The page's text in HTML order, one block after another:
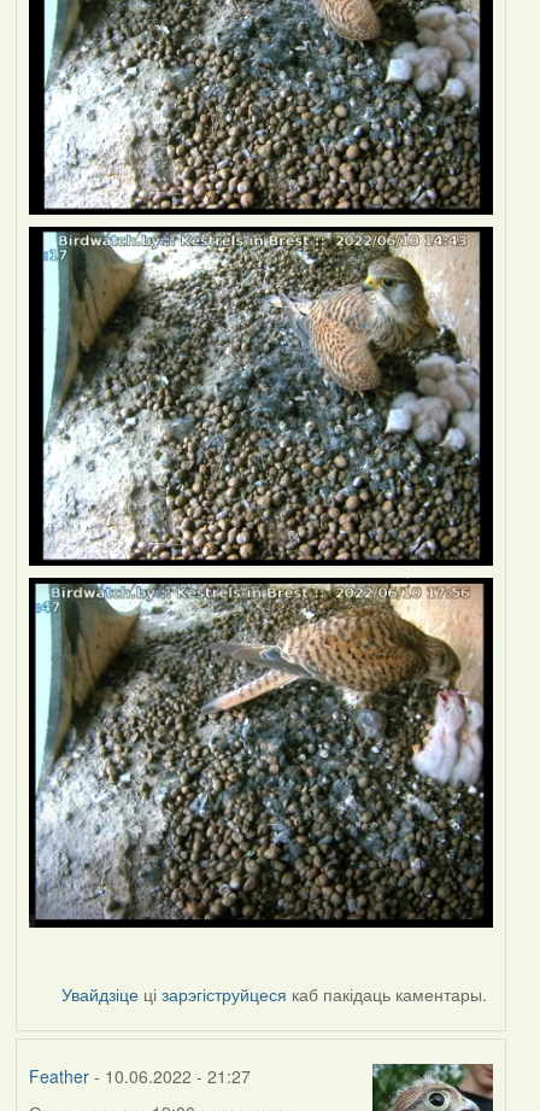
Увайдзіце цізарэгіструйцеся каб пакідаць каментары.
Feather- 10.06.2022 - 21:27